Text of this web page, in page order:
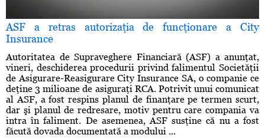
ASF a retras autorizaţia de funcţionare a City
Insurance
Autoritatea de Supraveghere Financiară (ASF) a anunţat,
vineri, deschiderea procedurii privind falimentul Societăţii
de Asigurare-Reasigurare City Insurance SA, o companie ce
deţine 3 milioane de asiguraţi RCA. Potrivit unui comunicat
al ASF, a fost respins planul de finanţare pe termen scurt,
dar şi planul de redresare, motiv pentru care compania va
intra în faliment. De asemenea, ASF susţine că nu a fost
făcută dovada documentată a modului ...